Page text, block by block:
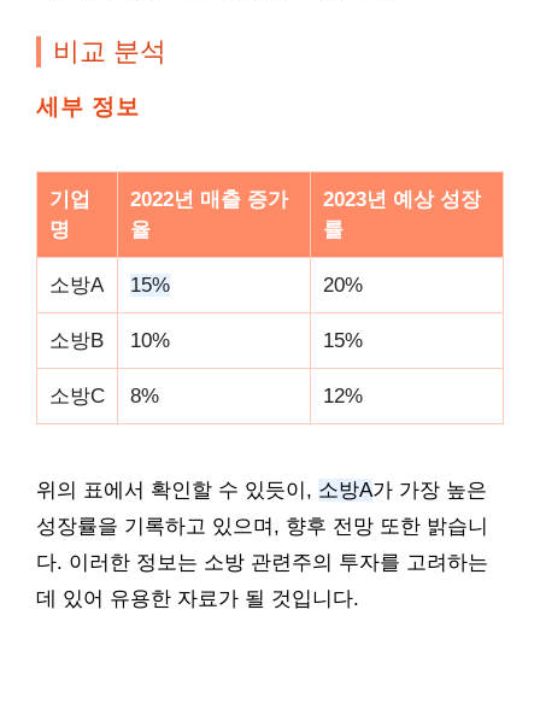
비교 분석
세부 정보
기업
명
2022년 매출 증가
율
2023년 예상 성장
률
소방A 15% 20%
소방B 10% 15%
소방C 8% 12%
위의 표에서 확인할 수 있듯이, 소방A가 가장 높은
성장률을 기록하고 있으며, 향후 전망 또한 밝습니
다. 이러한 정보는 소방 관련주의 투자를 고려하는
데 있어 유용한 자료가 될 것입니다.